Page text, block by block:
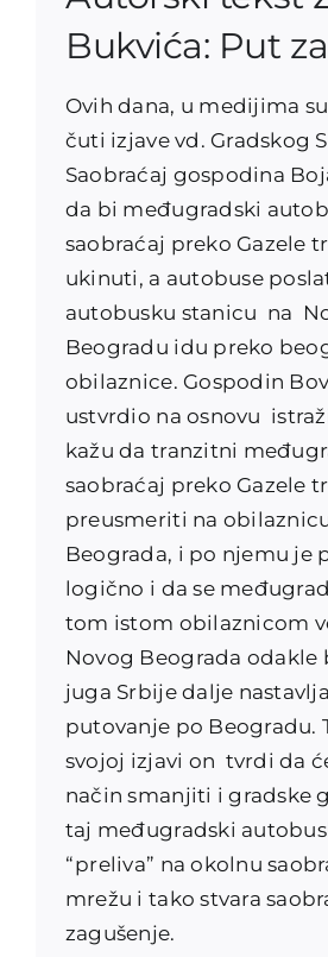
Bukvića: Put
Ovih dana, u medijima
čuti izjave vd. Gradskog
Saobraćaj gospodina
da bi međugradski
saobraćaj preko Gazele
ukinuti, a autobuse
autobusku stanicu na
Beogradu idu preko
obilaznice. Gospodin
ustvrdio na osnovu
kažu da tranzitni
saobraćaj preko Gazele
preusmeriti na
Beograda, i po njemu je
logično i da se
tom istom obilaznicom
Novog Beograda odakle
juga Srbije dalje
putovanje po Beogradu.
svojoj izjavi on tvrdi da
način smanjiti i gradske
taj međugradski
“preliva” na okolnu
mrežu i tako stvara
zagušenje.